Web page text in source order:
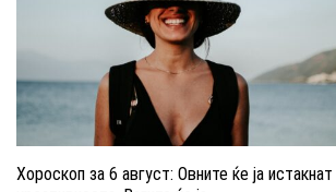
Хороскоп за 6 август: Овните ќе ја истакнат